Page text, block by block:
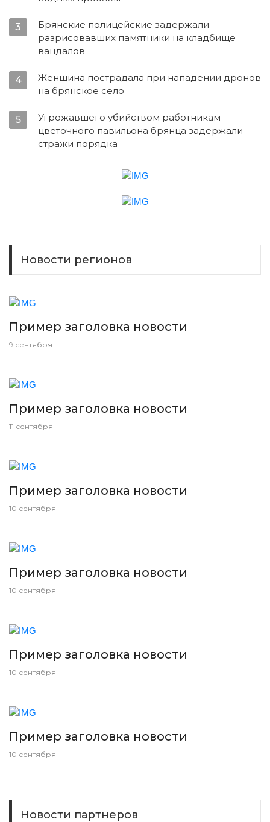
3
Брянские полицейские задержали
разрисовавших памятники на кладбище
вандалов
4
Женщина пострадала при нападении дронов
на брянское село
5
Угрожавшего убийством работникам
цветочного павильона брянца задержали
стражи порядка
Новости регионов
Пример заголовка новости
9 сентября
Пример заголовка новости
11 сентября
Пример заголовка новости
10 сентября
Пример заголовка новости
10 сентября
Пример заголовка новости
10 сентября
Пример заголовка новости
10 сентября
Новости партнеров